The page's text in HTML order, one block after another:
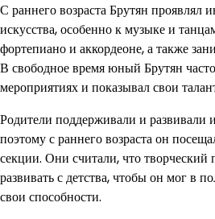
С раннего возраста Брутян проявлял
искусства, особенно к музыке и
фортепиано и аккордеоне, а также
В свободное время юный Брутян
мероприятиях и показывал свои
Родители поддерживали и развивали
поэтому с раннего возраста он
секции. Они считали, что
развивать с детства, чтобы он мог в
свои способности.